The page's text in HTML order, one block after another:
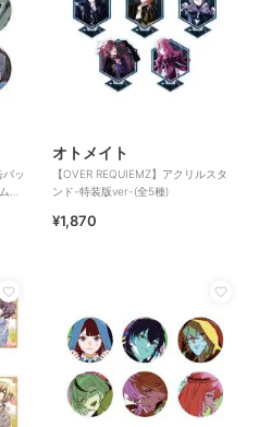
バッ
全
オトメイト
【OVER REQUIEMZ】アクリルスタ
ンド-特装版ver-(全5種)
¥1,870